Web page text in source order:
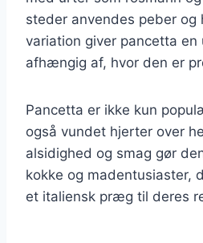
steder anvendes peber og
variation giver pancetta en
afhængig af, hvor den er
Pancetta er ikke kun
også vundet hjerter over
alsidighed og smag gør
kokke og madentusiaster,
et italiensk præg til deres